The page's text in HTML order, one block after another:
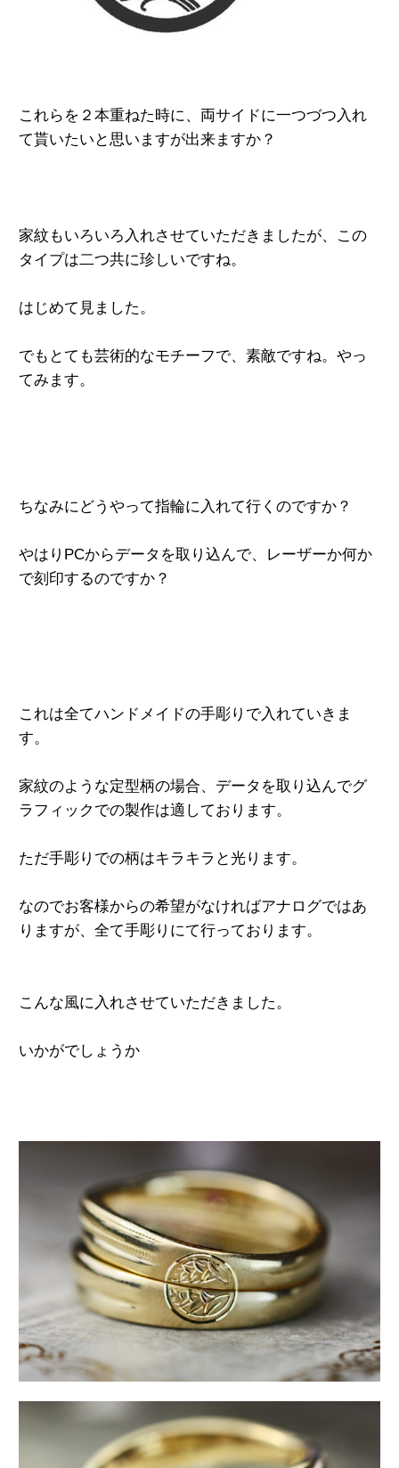
これらを２本重ねた時に、 両サイドに一つづつ入れ
て貰いたい と思いますが出来ますか？
家紋もいろいろ入れさせていただきましたが、
この
タイプは二つ共に珍しいですね。
はじめて見ました。
でもとても芸術的なモチーフで、 素敵ですね。やっ
てみます。
ちなみにどうやって指輪に入れて行くのですか？
やはりPCからデータを取り込んで、
レーザーか何か
で刻印するのですか？
これは全てハンドメイドの手彫りで入れていきま
す。
家紋のような定型柄の場合、 データを取り込んでグ
ラフィックでの製作は適しております。
ただ手彫りでの柄はキラキラと光ります。
なのでお客様からの希望がなければアナログではあ
りますが、 全て手彫りにて行っております。
こんな風に入れさせていただきました。
いかがでしょうか